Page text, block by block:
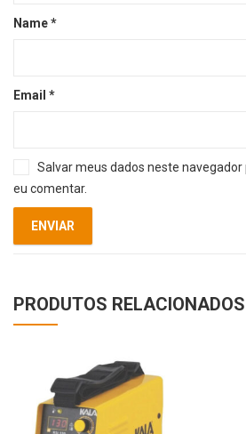
Name*
Email *
Salvar meus dados neste
eu comentar.
PRODUTOS RELACIONADOS